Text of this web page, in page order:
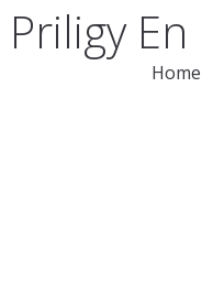
Priligy
Home